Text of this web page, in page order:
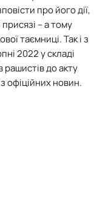
про його дії,
– а тому
таємниці. Так і з
2022 у складі
рашистів до акту
з офіційних новин.